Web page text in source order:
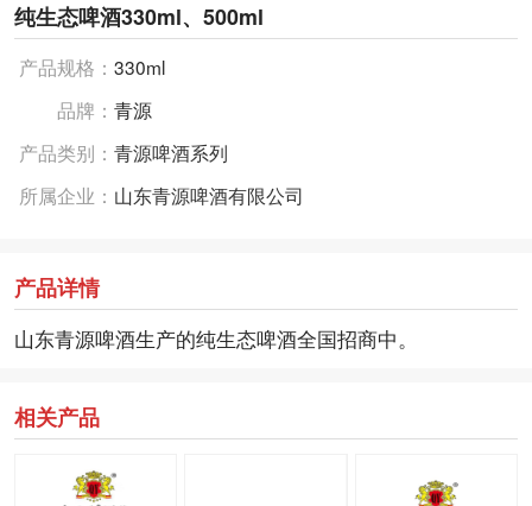
纯生态啤酒330ml、500ml
产品规格： 330ml
品牌： 青源
产品类别： 青源啤酒系列
所属企业： 山东青源啤酒有限公司
产品详情
山东青源啤酒生产的纯生态啤酒全国招商中。
相关产品